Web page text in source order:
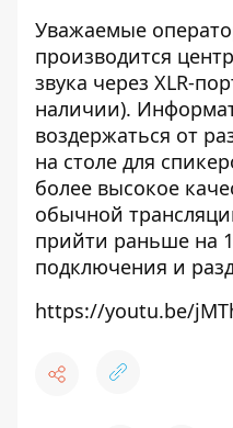
Уважаемые
производится
звука через XLR-
наличии).
воздержаться от
на столе для
более высокое
обычной
прийти раньше на
подключения и
https://youtu.be/